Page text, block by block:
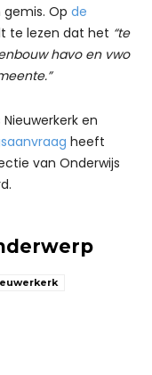
Op de
te lezen dat het “te
havo en vwo
en
heeft
van Onderwijs